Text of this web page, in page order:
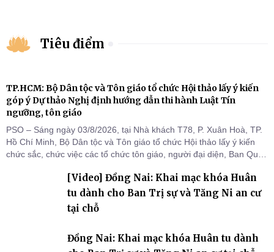
Tiêu điểm
TP.HCM: Bộ Dân tộc và Tôn giáo tổ chức Hội thảo lấy ý kiến
góp ý Dự thảo Nghị định hướng dẫn thi hành Luật Tín
ngưỡng, tôn giáo
PSO – Sáng ngày 03/8/2026, tại Nhà khách T78, P. Xuân Hoà, TP.
Hồ Chí Minh, Bộ Dân tộc và Tôn giáo tổ chức Hội thảo lấy ý kiến
chức sắc, chức việc các tổ chức tôn giáo, người đại diện, Ban Quản
góp ý hoàn thiện hồ sơ Dự thảo Nghị định quy định chi tiết một số
điều và biện pháp để tổ chức
[Video] Đồng Nai: Khai mạc khóa Huân
tu dành cho Ban Trị sự và Tăng Ni an cư
tại chỗ
Đồng Nai: Khai mạc khóa Huân tu dành